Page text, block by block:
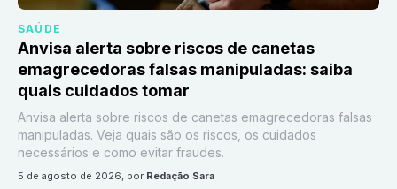
SAÚDE
Anvisa alerta sobre riscos de canetas
emagrecedoras falsas manipuladas: saiba
quais cuidados tomar
Anvisa alerta sobre riscos de canetas emagrecedoras falsas
manipuladas. Veja quais são os riscos, os cuidados
necessários e como evitar fraudes.
5 de agosto de 2026, por Redação Sara